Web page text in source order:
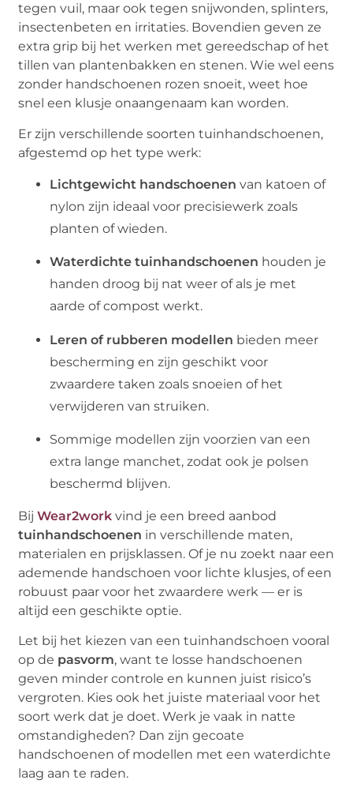
tegen vuil, maar ook tegen snijwonden, splinters,
insectenbeten en irritaties. Bovendien geven ze
extra grip bij het werken met gereedschap of het
tillen van plantenbakken en stenen. Wie wel eens
zonder handschoenen rozen snoeit, weet hoe
snel een klusje onaangenaam kan worden.
Er zijn verschillende soorten tuinhandschoenen,
afgestemd op het type werk:
Lichtgewicht handschoenen van katoen of
nylon zijn ideaal voor precisiewerk zoals
planten of wieden.
Waterdichte tuinhandschoenen houden je
handen droog bij nat weer of als je met
aarde of compost werkt.
Leren of rubberen modellen bieden meer
bescherming en zijn geschikt voor
zwaardere taken zoals snoeien of het
verwijderen van struiken.
Sommige modellen zijn voorzien van een
extra lange manchet, zodat ook je polsen
beschermd blijven.
BijWear2work vind je een breed aanbod
tuinhandschoenen in verschillende maten,
materialen en prijsklassen. Of je nu zoekt naar een
ademende handschoen voor lichte klusjes, of een
robuust paar voor het zwaardere werk — er is
altijd een geschikte optie.
Let bij het kiezen van een tuinhandschoen vooral
op de pasvorm, want te losse handschoenen
geven minder controle en kunnen juist risico’s
vergroten. Kies ook het juiste materiaal voor het
soort werk dat je doet. Werk je vaak in natte
omstandigheden? Dan zijn gecoate
handschoenen of modellen met een waterdichte
laag aan te raden.